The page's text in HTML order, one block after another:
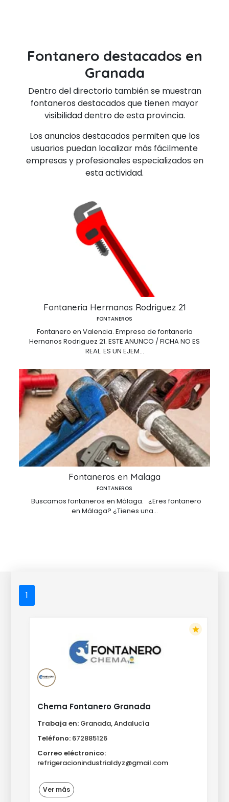
Fontanero destacados en
Granada
Dentro del directorio también se muestran
fontaneros destacados que tienen mayor
visibilidad dentro de esta provincia.
Los anuncios destacados permiten que los
usuarios puedan localizar más fácilmente
empresas y profesionales especializados en
esta actividad.
Fontaneria Hermanos Rodriguez 21
FONTANEROS
Fontanero en Valencia. Empresa de fontaneria
Hernanos Rodriguez 21. ESTE ANUNCO / FICHA NO ES
REAL. ES UN EJEM...
Fontaneros en Malaga
FONTANEROS
Buscamos fontaneros en Málaga. ¿Eres fontanero
en Málaga? ¿Tienes una...
1
Chema Fontanero Granada
Trabaja en: Granada, Andalucía
Teléfono: 672885126
Correo eléctronico:
refrigeracionindustrialdyz@gmail.com
Ver más
star